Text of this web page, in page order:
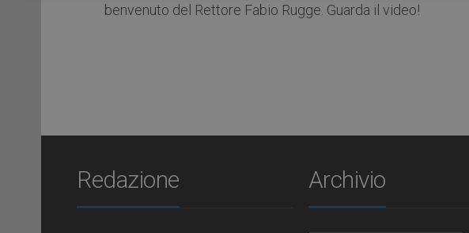
benvenuto del Rettore Fabio Rugge. Guarda il video!
Redazione Archivio